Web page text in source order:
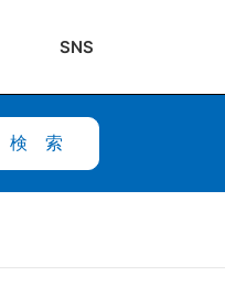
SNS
検索